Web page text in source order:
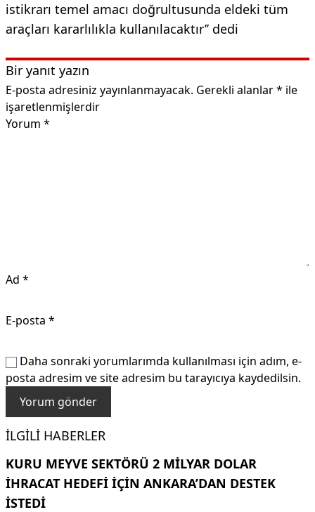
istikrarı temel amacı doğrultusunda eldeki tüm
araçları kararlılıkla kullanılacaktır’’ dedi
Bir yanıt yazın
E-posta adresiniz yayınlanmayacak. Gerekli alanlar* ile
işaretlenmişlerdir
Yorum *
Ad *
E-posta *
Daha sonraki yorumlarımda kullanılması için adım, e-
posta adresim ve site adresim bu tarayıcıya kaydedilsin.
İLGILI HABERLER
KURU MEYVE SEKTÖRÜ 2 MILYAR DOLAR
IHRACAT HEDEFI IÇIN ANKARA’DAN DESTEK
ISTEDI